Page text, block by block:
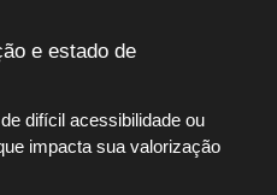
e estado de
difícil acessibilidade ou
impacta sua valorização